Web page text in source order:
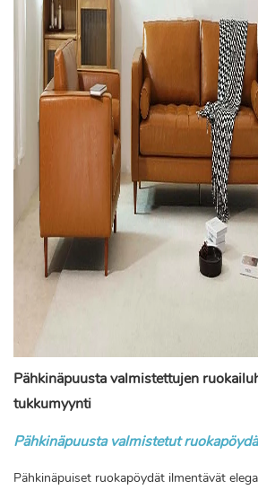
Pähkinäpuusta valmistettujen
tukkumyynti
Pähkinäpuusta valmistetut
Pähkinäpuiset ruokapöydät ilmentävät